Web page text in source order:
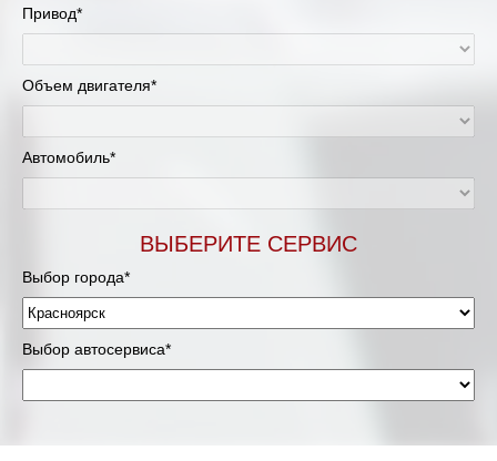
Привод*
Объем двигателя*
Автомобиль*
ВЫБЕРИТЕ СЕРВИС
Выбор города*
Выбор автосервиса*